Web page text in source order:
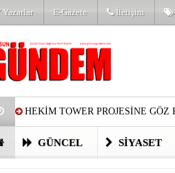
Yazarlar E-Gazete İletişim
HEKİM TOWER PROJESİNE
PARTİ’DE YENİ YÜZLER
GÜNCEL SIYASET